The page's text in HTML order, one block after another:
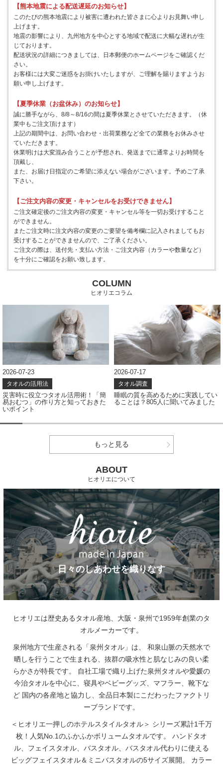
【熊本地震による配送遅延のお知らせ】
このたびの熊本地震により被害に遭われた皆さまに心よりお見舞い申し
上げます。
地震の影響により、九州地方を中心とする地域で配送に大幅な遅れが生
じております。
配送状況の詳細につきましては、日本郵便のホームページをご確認くだ
さい。
お客様には大変ご迷惑をお掛けいたしますが、ご理解を賜りますようお
願い申し上げます。
【夏季休業（お盆休み）のお知らせ】
誠に勝手ながら、8/8～8/16の間は夏季休業とさせていただきます。（休
業中もご注文頂けます）
上記の期間中は、お問い合わせ・出荷業務など全ての業務をお休みさせ
ていただきます。
休業明けは大変混み合うことが予想され、発送までに通常よりお時間を
頂戴し、
また、お届け日指定のご希望に添えない場合がございます。予めご了承
下さい。
【ご注文内容の変更・キャンセルをお受けできません】
ご注文確定後のご注文内容の変更・キャンセル等を一切お受けすること
ができません。
またご注文時に注文内容の変更のご要望を備考欄に記入されましてもお
受けすることができませんので、ご了承ください。
ご注文の際は、送付先・支払い方法・ご注文内容（カラーや数量など）
を十分にご確認をお願い致します。
COLUMN
ヒオリエコラム
2026-07-17
タオル調査
睡眠の質を高めるために実践してい
ることは？805人に聞いてみました
2026-07-08
タオル調査
タオルの色、どう選ぶ？アンケート
結果から見えたカラー選びのポイン
もっと見る
ABOUT
ヒオリエについて
日々のしあわせを織りなす
ヒオリエは歴史あるタオル産地、大阪・泉州で1959年創業のタ
オルメーカーです。
泉州地方で生産される「泉州タオル」は、
和泉山脈の天然水で
晒しを行うことで生まれる、抜群の吸水性と肌なじみの良い柔
らかさが特長です。
自社工場で織り上げた泉州タオルや愛媛の
今治タオルを中心に、寝具やベビーグッズ、マフラー、靴下な
ど 国内の各産地と協力し、全品日本製にこだわったファクトリ
ーブランドです。
＜ヒオリエ一押しのホテルスタイルタオル＞ シリーズ累計1千万
枚！人気No.1のふかふかボリュームタオルです。
ハンドタオ
ル、フェイスタオル、バスタオル、バスタオル代わりに使える
ビッグフェイスタオル＆ミニバスタオルの5サイズ展開。
カラー